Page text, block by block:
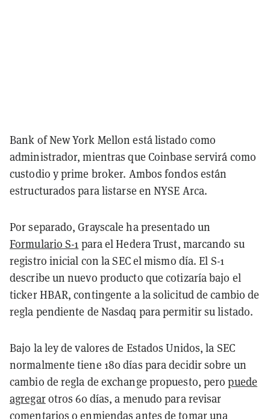
Bank of New York Mellon está listado como
administrador, mientras que Coinbase servirá como
custodio y prime broker. Ambos fondos están
estructurados para listarse en NYSE Arca.
Por separado, Grayscale ha presentado un
Formulario S-1 para el Hedera Trust, marcando su
registro inicial con la SEC el mismo día. El S-1
describe un nuevo producto que cotizaría bajo el
ticker HBAR, contingente a la solicitud de cambio de
regla pendiente de Nasdaq para permitir su listado.
Bajo la ley de valores de Estados Unidos, la SEC
normalmente tiene 180 días para decidir sobre un
cambio de regla de exchange propuesto, peropuede
agregarotros 60 días, a menudo para revisar
comentarios o enmiendas antes de tomar una